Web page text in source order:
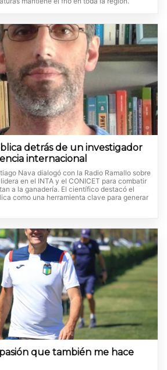
detrás de un investigador
internacional
Nava dialogó con la Radio Ramallo sobre
en el INTA y el CONICET para combatir
a la ganadería. El científico destacó el
como una herramienta clave para generar
que también me hace